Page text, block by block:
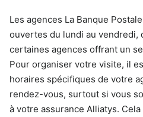
Les agences La Banque
ouvertes du lundi au vendredi,
certaines agences offrant un
Pour organiser votre visite, il
horaires spécifiques de votre
rendez-vous, surtout si vous
à votre assurance Alliatys.